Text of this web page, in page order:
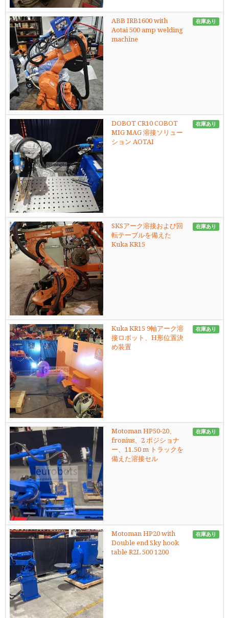
ABB IRB1600 with
Aotai 500 amp welding
machine
在庫あり
DOBOT CR10 COBOT
MIG MAG 溶接ソリュー
ション AOTAI
在庫あり
SKSアーク溶接および回
転テーブルを備えた
Kuka KR15
在庫あり
Kuka KR15 9軸アーク溶
接ロボット、H形位置決
め装置
在庫あり
Motoman HP50-20、
fronius、2 ポジショナ
ー、11.50 m トラックを
備えた溶接セル
在庫あり
Motoman HP20 with
Double end Sky hook
table R2L 500 1200
在庫あり